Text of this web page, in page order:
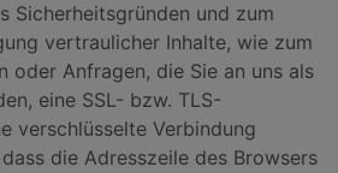
Sicherheitsgründen und zum
vertraulicher Inhalte, wie zum
oder Anfragen, die Sie an uns als
eine SSL- bzw. TLS-
verschlüsselte Verbindung
die Adresszeile des Browsers